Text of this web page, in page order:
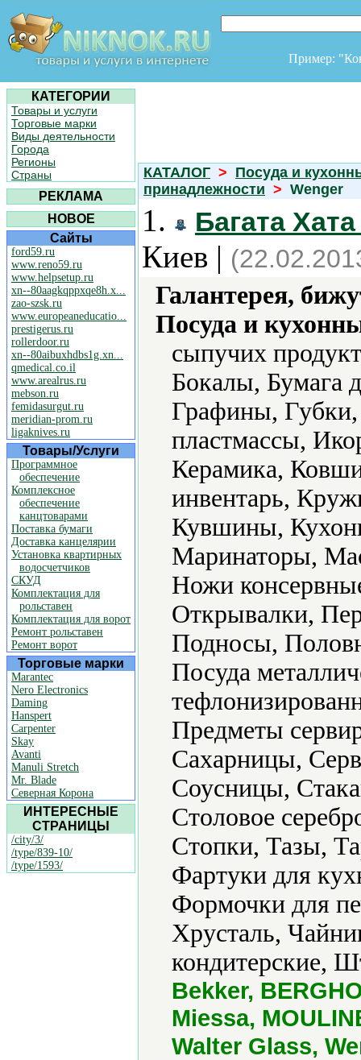
Пример:
КАТЕГОРИИ
Товары и услуги
Торговые марки
Виды деятельности
Города
Регионы
Страны
РЕКЛАМА
НОВОЕ
Сайты
ford59.ru
www.reno59.ru
www.helpsetup.ru
xn--80aagkqppxqe8h.x...
zao-szsk.ru
www.europeaneducatio...
prestigerus.ru
rollerdoor.ru
xn--80aibuxhdbs1g.xn...
qmedical.co.il
www.arealrus.ru
mebson.ru
femidasurgut.ru
meridian-prom.ru
ligaknives.ru
Товары/Услуги
Программное
обеспечение
Комплексное
обеспечение
канцтоварами
Поставка бумаги
Доставка канцелярии
Установка квартирных
водосчетчиков
СКУД
Комплектация для
рольставен
Комплектация для ворот
Ремонт рольставен
Ремонт ворот
Торговые марки
Marantec
Nero Electronics
Daming
Hanspert
Carpenter
Skay
Avanti
Manuli Stretch
Mr. Blade
Северная Корона
ИНТЕРЕСНЫЕ
СТРАНИЦЫ
/city/3/
/type/839-10/
/type/1593/
КАТАЛОГ > Посуда и
принадлежности > Wenger
1. Багата
Киев |
Галантерея,
Посуда и
сыпучих
Бокалы, Бумага
Графины, Губки,
пластмассы,
Керамика,
инвентарь,
Кувшины,
Маринаторы,
Ножи
Открывалки,
Подносы,
Посуда
Предметы
Сахарницы,
Соусницы,
Столовое
Стопки, Тазы,
Фартуки для
Формочки для
Хрусталь,
кондитерские,
Bekker,
Miessa,
Walter Glass,